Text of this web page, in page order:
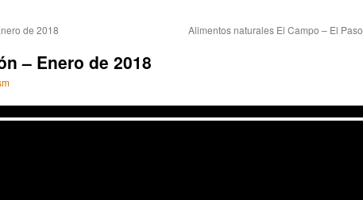
de 2018 Alimentos naturales El Campo – El Paso
– Enero de 2018